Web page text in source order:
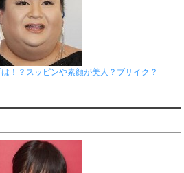
！？スッピンや素顔が美人？ブサイク？